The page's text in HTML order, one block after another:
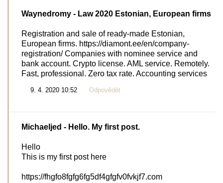
Waynedromy - Law 2020 Estonian, European firms
Registration and sale of ready-made Estonian,
European firms. https://diamont.ee/en/company-
registration/ Companies with nominee service and
bank account. Crypto license. AML service. Remotely.
Fast, professional. Zero tax rate. Accounting services
9. 4. 2020 10:52 Odpovědět
Michaeljed - Hello. My first post.
Hello
This is my first post here
https://fhgfo8fgfg6fg5df4gfgfv0fvkjf7.com